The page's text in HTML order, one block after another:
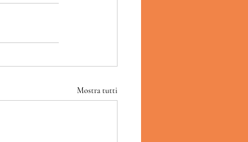
Mostra tutti